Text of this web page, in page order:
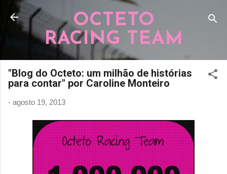
Pular para o conteúdo principal
OCTETO
RACING TEAM
"Blog do Octeto: um milhão de histórias
para contar" por Caroline Monteiro
- agosto 19, 2013